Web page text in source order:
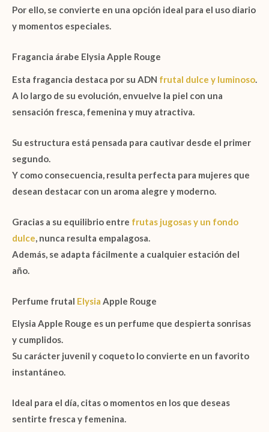
Por ello, se convierte en una opción ideal para el uso diario
y momentos especiales.
Fragancia árabe Elysia Apple Rouge
Esta fragancia destaca por su ADN frutal dulce y luminoso.
A lo largo de su evolución, envuelve la piel con una
sensación fresca, femenina y muy atractiva.
Su estructura está pensada para cautivar desde el primer
segundo.
Y como consecuencia, resulta perfecta para mujeres que
desean destacar con un aroma alegre y moderno.
Gracias a su equilibrio entre frutas jugosas y un fondo
dulce, nunca resulta empalagosa.
Además, se adapta fácilmente a cualquier estación del
año.
Perfume frutal Elysia Apple Rouge
Elysia Apple Rouge es un perfume que despierta sonrisas
y cumplidos.
Su carácter juvenil y coqueto lo convierte en un favorito
instantáneo.
Ideal para el día, citas o momentos en los que deseas
sentirte fresca y femenina.